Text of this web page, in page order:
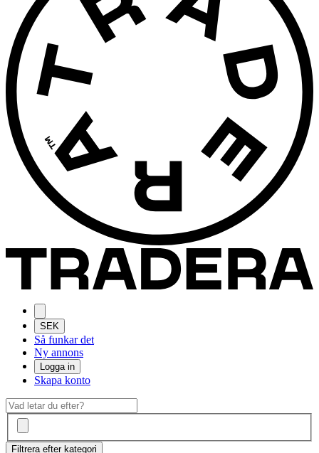
SEK
Så funkar det
Ny annons
Logga in
Skapa konto
Filtrera efter kategori